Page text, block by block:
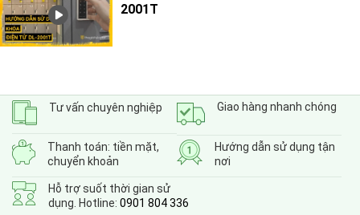
2001T
Tư vấn chuyên nghiệp Giao hàng nhanh chóng
Thanh toán: tiền mặt,
chuyển khoản
Hướng dẫn sử dụng tận
nơi
Hỗ trợ suốt thời gian sử
dụng. Hotline: 0901 804 336